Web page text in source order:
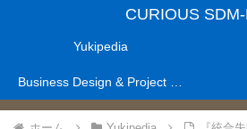
CURIOUS
Yukipedia